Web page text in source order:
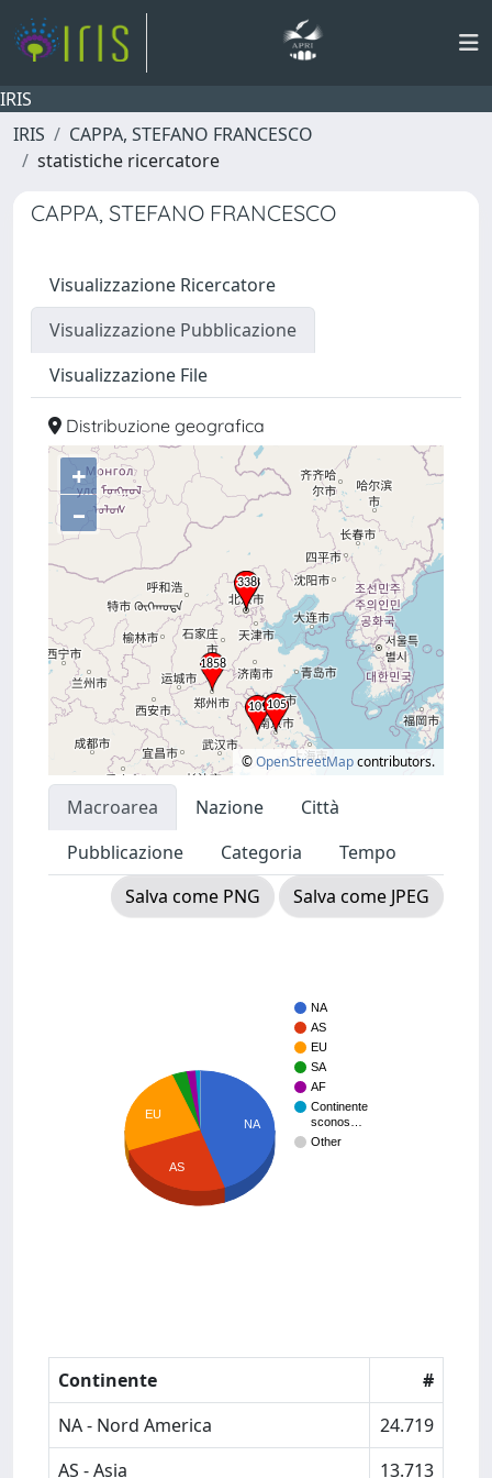
IRIS
IRIS
CAPPA, STEFANO FRANCESCO
statistiche ricercatore
CAPPA, STEFANO FRANCESCO
Visualizzazione Ricercatore
Visualizzazione Pubblicazione
Visualizzazione File
Distribuzione geografica
+
–
©OpenStreetMapcontributors.
Macroarea Nazione
Città
Pubblicazione
Categoria
Tempo
Salva come PNG
Salva come JPEG
NA
AS
EU
SA
AF
Continente
sconos…
Other
NA
EU
AS
Continente
#
NA - Nord America
24.719
AS - Asia
13.713